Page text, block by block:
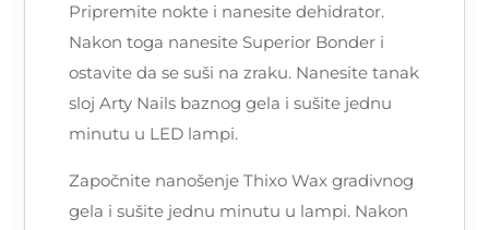
Pripremite nokte i nanesite dehidrator.
Nakon toga nanesite Superior Bonder i
ostavite da se suši na zraku. Nanesite tanak
sloj Arty Nails baznog gela i sušite jednu
minutu u LED lampi.
Započnite nanošenje Thixo Wax gradivnog
gela i sušite jednu minutu u lampi. Nakon